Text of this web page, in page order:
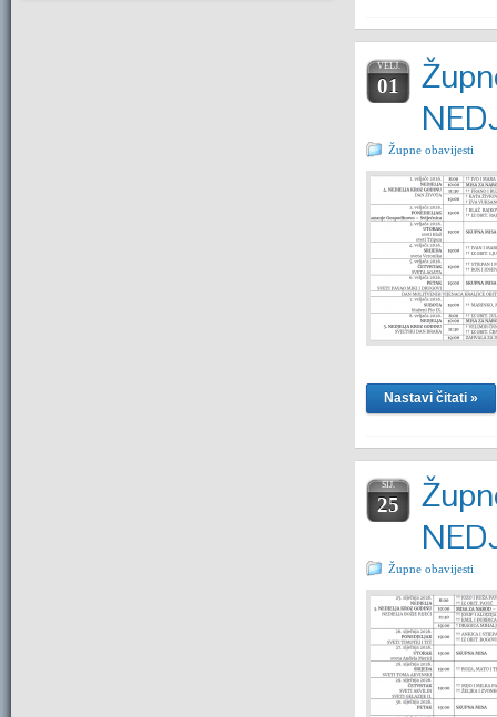
VELJ.
01
Župne obavijesti
Nastavi čitati »
SIJ.
25
Župne obavijesti